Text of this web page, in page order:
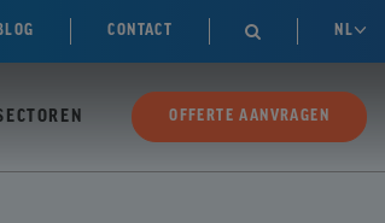
CONTACT  NL
OFFERTE AANVRAGEN